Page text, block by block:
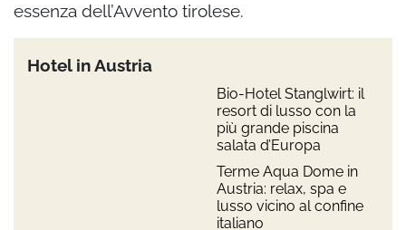
essenza dell’Avvento tirolese.
Hotel in Austria
Bio-Hotel Stanglwirt: il
resort di lusso con la
più grande piscina
salata d’Europa
Terme Aqua Dome in
Austria: relax, spa e
lusso vicino al confine
italiano